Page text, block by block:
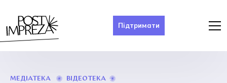
Підтримати
МЕДІАТЕКА ВІДЕОТЕКА